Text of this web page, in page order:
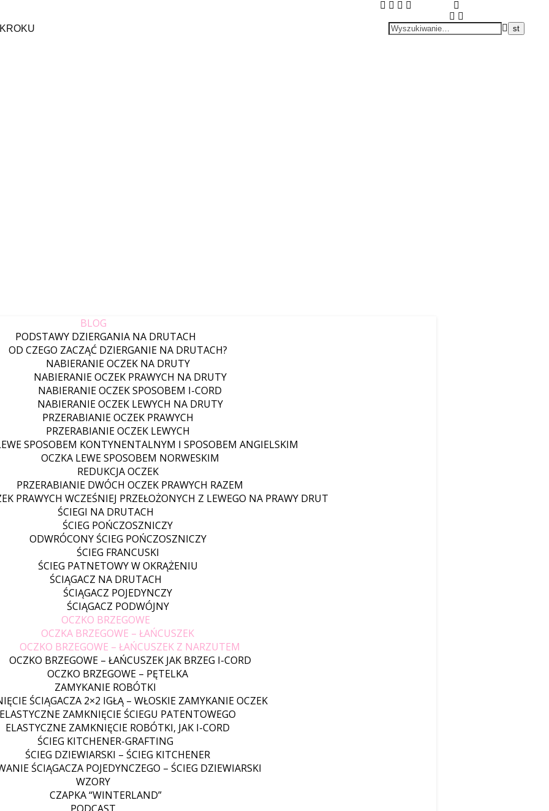
BLOG
PODSTAWY DZIERGANIA NA DRUTACH
OD CZEGO ZACZĄĆ DZIERGANIE NA DRUTACH?
NABIERANIE OCZEK NA DRUTY
NABIERANIE OCZEK PRAWYCH NA DRUTY
NABIERANIE OCZEK SPOSOBEM I-CORD
NABIERANIE OCZEK LEWYCH NA DRUTY
PRZERABIANIE OCZEK PRAWYCH
PRZERABIANIE OCZEK LEWYCH
SPOSOBEM KONTYNENTALNYM I SPOSOBEM ANGIELSKIM
OCZKA LEWE SPOSOBEM NORWESKIM
REDUKCJA OCZEK
PRZERABIANIE DWÓCH OCZEK PRAWYCH RAZEM
PRAWYCH WCZEŚNIEJ PRZEŁOŻONYCH Z LEWEGO NA PRAWY DRUT
ŚCIEGI NA DRUTACH
ŚCIEG POŃCZOSZNICZY
ODWRÓCONY ŚCIEG POŃCZOSZNICZY
ŚCIEG FRANCUSKI
ŚCIEG PATNETOWY W OKRĄŻENIU
ŚCIĄGACZ NA DRUTACH
ŚCIĄGACZ POJEDYNCZY
ŚCIĄGACZ PODWÓJNY
OCZKO BRZEGOWE
OCZKA BRZEGOWE – ŁAŃCUSZEK
OCZKO BRZEGOWE – ŁAŃCUSZEK Z NARZUTEM
OCZKO BRZEGOWE – ŁAŃCUSZEK JAK BRZEG I-CORD
OCZKO BRZEGOWE – PĘTELKA
ZAMYKANIE ROBÓTKI
ŚCIĄGACZA 2×2 IGŁĄ – WŁOSKIE ZAMYKANIE OCZEK
ELASTYCZNE ZAMKNIĘCIE ŚCIEGU PATENTOWEGO
ELASTYCZNE ZAMKNIĘCIE ROBÓTKI, JAK I-CORD
ŚCIEG KITCHENER-GRAFTING
ŚCIEG DZIEWIARSKI – ŚCIEG KITCHENER
ŚCIĄGACZA POJEDYNCZEGO – ŚCIEG DZIEWIARSKI
WZORY
CZAPKA “WINTERLAND”